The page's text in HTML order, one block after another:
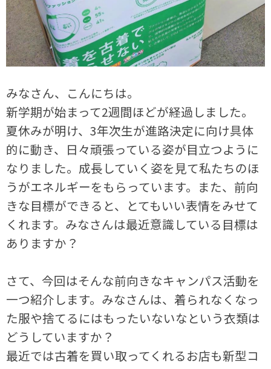
みなさん、こんにちは。
新学期が始まって2週間ほどが経過しました。
夏休みが明け、3年次生が進路決定に向け具体
的に動き、日々頑張っている姿が目立つように
なりました。成長していく姿を見て私たちのほ
うがエネルギーをもらっています。また、前向
きな目標ができると、とてもいい表情をみせて
くれます。みなさんは最近意識している目標は
ありますか？
さて、今回はそんな前向きなキャンパス活動を
一つ紹介します。みなさんは、着られなくなっ
た服や捨てるにはもったいないなという衣類は
どうしていますか？
最近では古着を買い取ってくれるお店も新型コ